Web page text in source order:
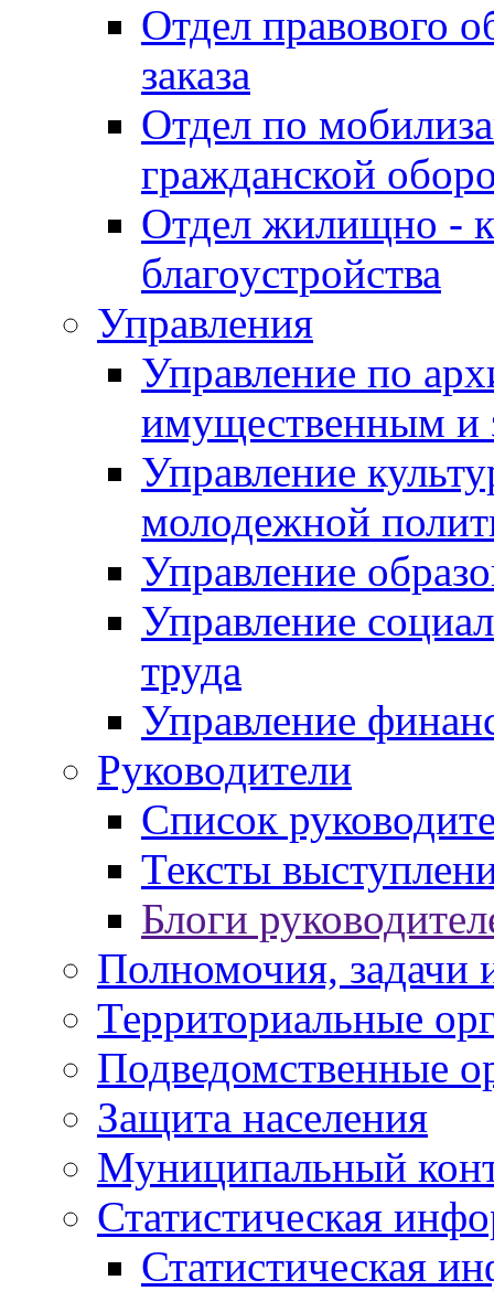
Отдел правового
заказа
Отдел по
гражданской
Отдел жилищно -
благоустройства
Управления
Управление по
имущественным и
Управление
молодежной
Управление
Управление
труда
Управление
Руководители
Список
Тексты
Блоги
Полномочия, задачи
Территориальные
Подведомственные
Защита населения
Муниципальный
Статистическая
Статистическая